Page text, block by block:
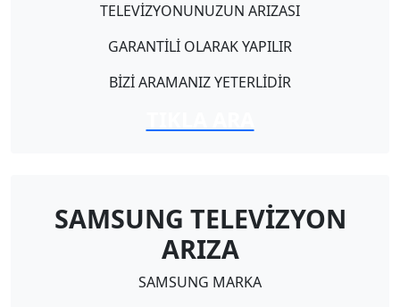
TELEVİZYONUNUZUN ARIZASI
GARANTİLİ OLARAK YAPILIR
BİZİ ARAMANIZ YETERLİDİR
SAMSUNG TELEVİZYON
ARIZA
SAMSUNG MARKA